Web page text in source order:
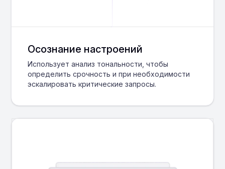
Осознание настроений
Использует анализ тональности, чтобы
определить срочность и при необходимости
эскалировать критические запросы.